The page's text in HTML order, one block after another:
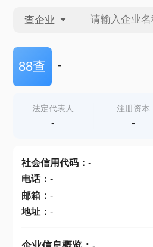
查企业
查企业
查产地
88查 -
法定代表人
-
注册资本
-
社会信用代码： -
电话： -
邮箱： -
地址： -